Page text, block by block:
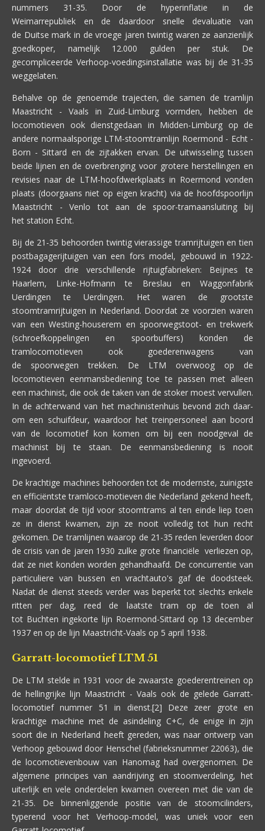
nummers 31-35. Door de hyperinflatie in de
Weimarrepubliek en de daardoor snelle devaluatie van
de Duitse mark in de vroege jaren twintig waren ze aanzienlijk
goedkoper, namelijk 12.000 gulden per stuk. De
gecompliceerde Verhoop-voedingsinstallatie was bij de 31-35
weggelaten.
Behalve op de genoemde trajecten, die samen de tramlijn
Maastricht - Vaals in Zuid-Limburg vormden, hebben de
locomotieven ook dienstgedaan in Midden-Limburg op de
andere normaalsporige LTM-stoomtramlijn Roermond - Echt -
Born - Sittard en de zijtakken ervan. De uitwisseling tussen
beide lijnen en de overbrenging voor grotere herstellingen en
revisies naar de LTM-hoofdwerkplaats in Roermond vonden
plaats (doorgaans niet op eigen kracht) via de hoofdspoorlijn
Maastricht - Venlo tot aan de spoor-tramaansluiting bij
het station Echt.
Bij de 21-35 behoorden twintig vierassige tramrijtuigen en tien
postbagagerijtuigen van een fors model, gebouwd in 1922-
1924 door drie verschillende rijtuigfabrieken: Beijnes te
Haarlem, Linke-Hofmann te Breslau en Waggonfabrik
Uerdingen te Uerdingen. Het waren de grootste
stoomtramrijtuigen in Nederland. Doordat ze voorzien waren
van een Westing-houserem en spoorwegstoot- en trekwerk
(schroefkoppelingen en spoorbuffers) konden de
tramlocomotieven ook goederenwagens van
de spoorwegen trekken. De LTM overwoog op de
locomotieven eenmansbediening toe te passen met alleen
een machinist, die ook de taken van de stoker moest vervullen.
In de achterwand van het machinistenhuis bevond zich daar-
om een schuifdeur, waardoor het treinpersoneel aan boord
van de locomotief kon komen om bij een noodgeval de
machinist bij te staan. De eenmansbediening is nooit
ingevoerd.
De krachtige machines behoorden tot de modernste, zuinigste
en efficiëntste tramloco-motieven die Nederland gekend heeft,
maar doordat de tijd voor stoomtrams al ten einde liep toen
ze in dienst kwamen, zijn ze nooit volledig tot hun recht
gekomen. De tramlijnen waarop de 21-35 reden leverden door
de crisis van de jaren 1930 zulke grote financiële verliezen op,
dat ze niet konden worden gehandhaafd. De concurrentie van
particuliere van bussen en vrachtauto's gaf de doodsteek.
Nadat de dienst steeds verder was beperkt tot slechts enkele
ritten per dag, reed de laatste tram op de toen al
tot Buchten ingekorte lijn Roermond-Sittard op 13 december
1937 en op de lijn Maastricht-Vaals op 5 april 1938.
Garratt-locomotief LTM 51
De LTM stelde in 1931 voor de zwaarste goederentreinen op
de hellingrijke lijn Maastricht - Vaals ook de gelede Garratt-
locomotief nummer 51 in dienst.[2] Deze zeer grote en
krachtige machine met de asindeling C+C, de enige in zijn
soort die in Nederland heeft gereden, was naar ontwerp van
Verhoop gebouwd door Henschel (fabrieksnummer 22063), die
de locomotievenbouw van Hanomag had overgenomen. De
algemene principes van aandrijving en stoomverdeling, het
uiterlijk en vele onderdelen kwamen overeen met die van de
21-35. De binnenliggende positie van de stoomcilinders,
typerend voor het Verhoop-model, was uniek voor een